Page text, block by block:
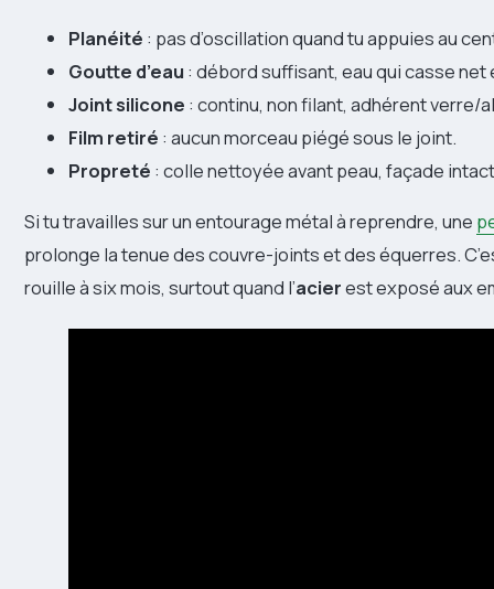
Planéité : pas d’oscillation quand tu appuies au
Goutte d’eau : débord suffisant, eau qui casse
Joint silicone : continu, non filant, adhérent verre/
Film retiré : aucun morceau piégé sous le joint.
Propreté : colle nettoyée avant peau, façade
Si tu travailles sur un entourage métal à reprendre, une
prolonge la tenue des couvre-joints et des équerres.
rouille à six mois, surtout quand l’acierest exposé aux